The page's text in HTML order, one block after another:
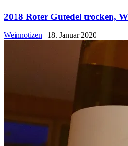
2018 Roter Gutedel trocken,
Weinnotizen | 18. Januar 2020